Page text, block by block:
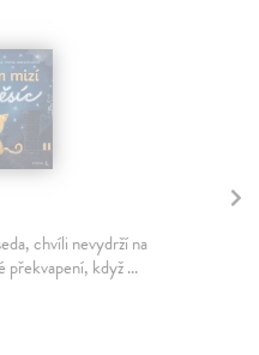
chvíli nevydrží na
překvapení, když ...